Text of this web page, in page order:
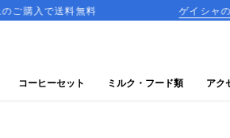
無料 ゲイシャの魅力を、一箱
コーヒーセット ミルク・フード類 アク